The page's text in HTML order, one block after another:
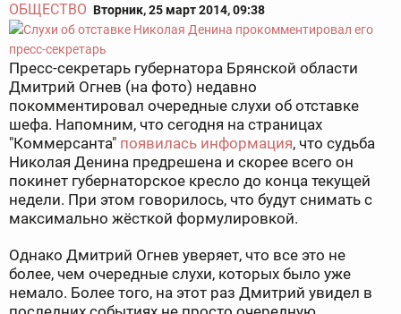
ОБЩЕСТВО Вторник, 25 март 2014, 09:38
Пресс-секретарь губернатора Брянской области
Дмитрий Огнев (на фото) недавно
покомментировал очередные слухи об отставке
шефа. Напомним, что сегодня на страницах
"Коммерсанта" появилась информация, что судьба
Николая Денина предрешена и скорее всего он
покинет губернаторское кресло до конца текущей
недели. При этом говорилось, что будут снимать с
максимально жёсткой формулировкой.
Однако Дмитрий Огнев уверяет, что все это не
более, чем очередные слухи, которых было уже
немало. Более того, на этот раз Дмитрий увидел в